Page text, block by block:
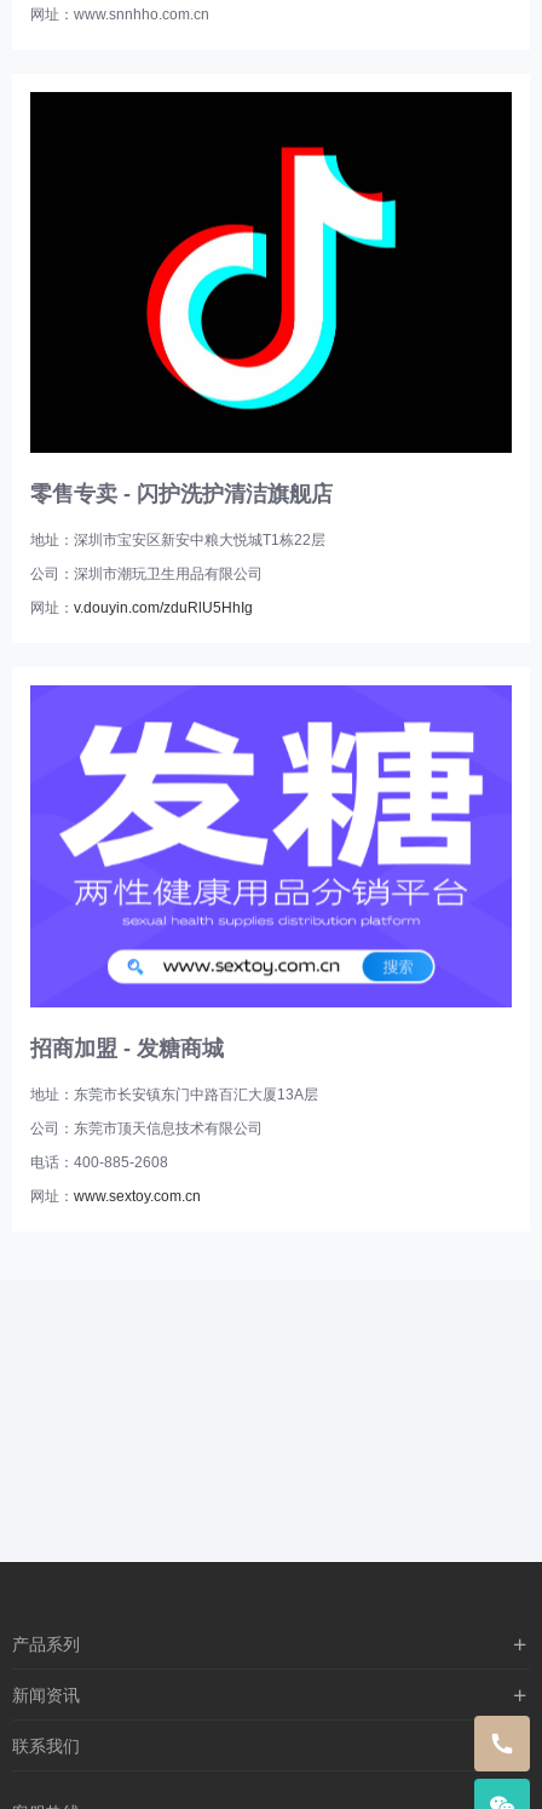
网址：www.snnhho.com.cn
零售专卖 - 闪护洗护清洁旗舰店
地址：深圳市宝安区新安中粮大悦城T1栋22层
公司：深圳市潮玩卫生用品有限公司
网址： v.douyin.com/zduRlU5HhIg
招商加盟 - 发糖商城
地址：东莞市长安镇东门中路百汇大厦13A层
公司：东莞市顶天信息技术有限公司
电话：400-885-2608
网址： www.sextoy.com.cn
产品系列
含漱类
新闻资讯
行业新闻
联系我们